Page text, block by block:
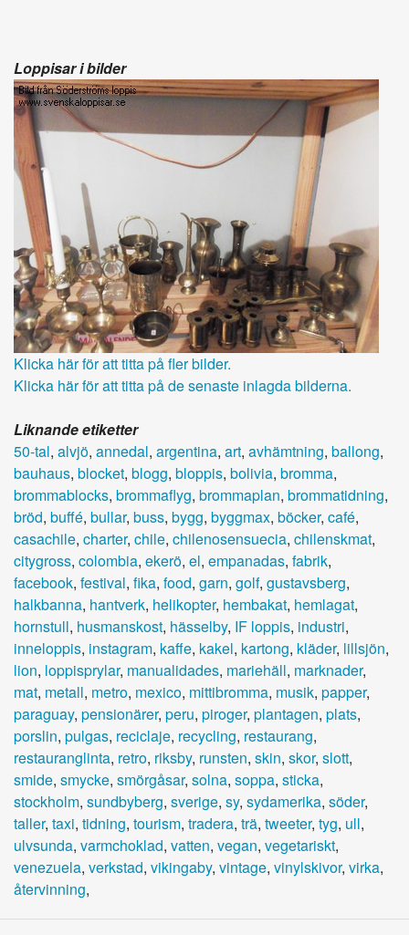
Loppisar i bilder
Klicka här för att titta på fler bilder.
Klicka här för att titta på de senaste inlagda bilderna.
Liknande etiketter
50-tal, alvjö, annedal, argentina, art, avhämtning, ballong,
bauhaus, blocket, blogg, bloppis, bolivia, bromma,
brommablocks, brommaflyg, brommaplan, brommatidning,
bröd, buffé, bullar, buss, bygg, byggmax, böcker, café,
casachile, charter, chile, chilenosensuecia, chilenskmat,
citygross, colombia, ekerö, el, empanadas, fabrik,
facebook, festival, fika, food, garn, golf, gustavsberg,
halkbanna, hantverk, helikopter, hembakat, hemlagat,
hornstull, husmanskost, hässelby, IF loppis, industri,
inneloppis, instagram, kaffe, kakel, kartong, kläder, lillsjön,
lion, loppisprylar, manualidades, mariehäll, marknader,
mat, metall, metro, mexico, mittibromma, musik, papper,
paraguay, pensionärer, peru, piroger, plantagen, plats,
porslin, pulgas, reciclaje, recycling, restaurang,
restauranglinta, retro, riksby, runsten, skin, skor, slott,
smide, smycke, smörgåsar, solna, soppa, sticka,
stockholm, sundbyberg, sverige, sy, sydamerika, söder,
taller, taxi, tidning, tourism, tradera, trä, tweeter, tyg, ull,
ulvsunda, varmchoklad, vatten, vegan, vegetariskt,
venezuela, verkstad, vikingaby, vintage, vinylskivor, virka,
återvinning,